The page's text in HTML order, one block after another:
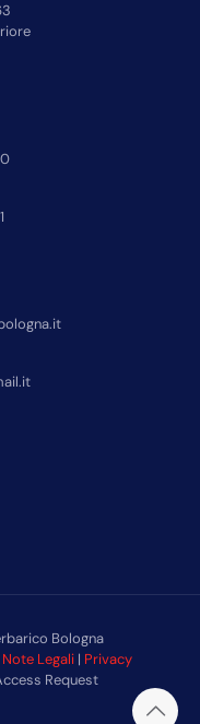
Bologna
Note Legali| Privacy
Request